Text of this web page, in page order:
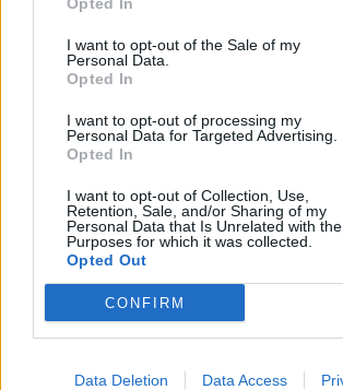
I want to opt-out of the Sale of my
Personal Data.
Opted In
I want to opt-out of processing my
Personal Data for Targeted Advertising.
Opted In
I want to opt-out of Collection, Use,
Retention, Sale, and/or Sharing of my
Personal Data that Is Unrelated with the
Purposes for which it was collected.
Opted Out
CONFIRM
Data Deletion Data Access